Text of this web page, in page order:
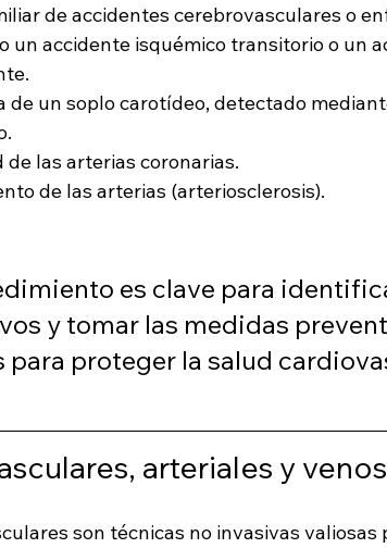
de accidentes cerebrovasculares o
un accidente isquémico transitorio o un
de un soplo carotídeo, detectado
de las arterias coronarias.
de las arterias (arteriosclerosis).
es clave para
y tomar las medidas
para proteger la salud
arteriales y
son técnicas no invasivas